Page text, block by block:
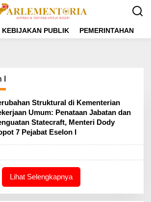
KEBIJAKAN PUBLIK PEMERINTAHAN
Struktural di Kementerian
Umum: Penataan Jabatan dan
Statecraft, Menteri Dody
7 Pejabat Eselon I
Lihat Selengkapnya